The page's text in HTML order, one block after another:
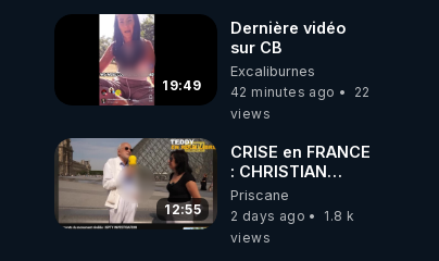
19:49
Dernière vidéo
sur CB
Excaliburnes
42 minutes ago
22
views
12:55
CRISE en FRANCE
: CHRISTIAN
COTTEN FAIT une
étrange
découverte
Priscane
2 days ago
1.8 k
views